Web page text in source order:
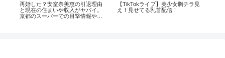
再婚した？安室奈美恵の引退理由
と現在の住まいや収入がヤバイ。
京都のスーパーでの目撃情報や西
【TikTokライブ】美少女胸チラ見
え！見せてる乳首配信！